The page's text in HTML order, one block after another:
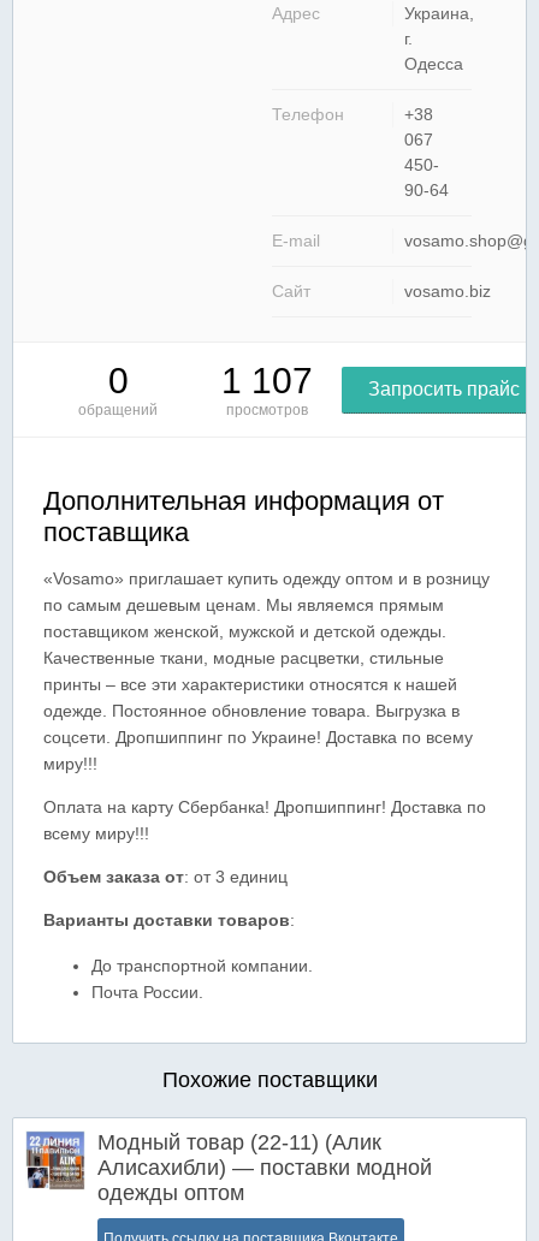
Адрес
Украина,
г.
Одесса
Телефон
+38
067
450-
90-64
E-mail
Сайт vosamo.biz
0
обращений
1 107
просмотров
Запросить прайс
Дополнительная информация от
поставщика
«Vosamo» приглашает купить одежду оптом и в розницу
по самым дешевым ценам. Мы являемся прямым
поставщиком женской, мужской и детской одежды.
Качественные ткани, модные расцветки, стильные
принты – все эти характеристики относятся к нашей
одежде. Постоянное обновление товара. Выгрузка в
соцсети. Дропшиппинг по Украине! Доставка по всему
миру!!!
Оплата на карту Сбербанка! Дропшиппинг! Доставка по
всему миру!!!
Объем заказа от: от 3 единиц
Варианты доставки товаров:
До транспортной компании.
Почта России.
Похожие поставщики
Модный товар (22-11) (Алик
Алисахибли) — поставки модной
одежды оптом